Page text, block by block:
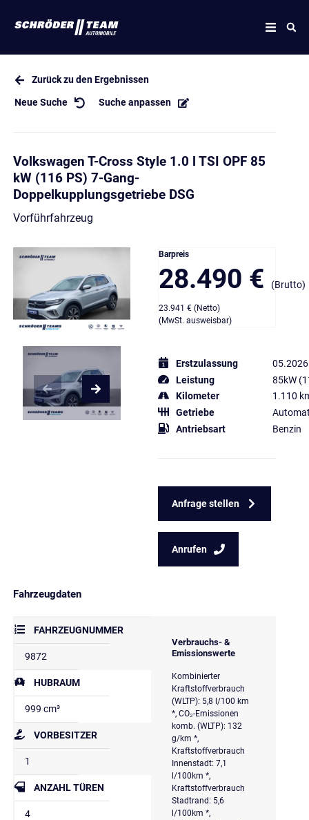
Zurück zu den Ergebnissen
Neue Suche Suche anpassen
Volkswagen T-Cross Style 1.0 l TSI OPF 85
kW (116 PS) 7-Gang-
Doppelkupplungsgetriebe DSG
Vorführfahrzeug
Barpreis
28.490 € (Brutto)
23.941 € (Netto)
(MwSt. ausweisbar)
Erstzulassung
05.2026
Leistung
85kW
Kilometer
1.110
Getriebe
Antriebsart
Benzin
Anfrage stellen
Anrufen
Fahrzeugdaten
FAHRZEUGNUMMER
9872
HUBRAUM
999 cm³
VORBESITZER
1
ANZAHL TÜREN
4
Verbrauchs- &
Emissionswerte
Kombinierter
Kraftstoffverbrauch
(WLTP): 5,8 l/100 km
*, CO₂-Emissionen
komb. (WLTP): 132
g/km *,
Kraftstoffverbrauch
Innenstadt: 7,1
l/100km *,
Kraftstoffverbrauch
Stadtrand: 5,6
l/100km *,